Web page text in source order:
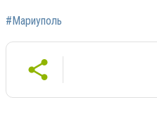
#Мариуполь